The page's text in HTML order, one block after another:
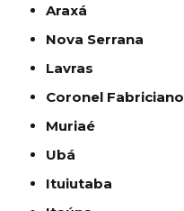
Araxá
Nova Serrana
Lavras
Coronel Fabriciano
Muriaé
Ubá
Ituiutaba